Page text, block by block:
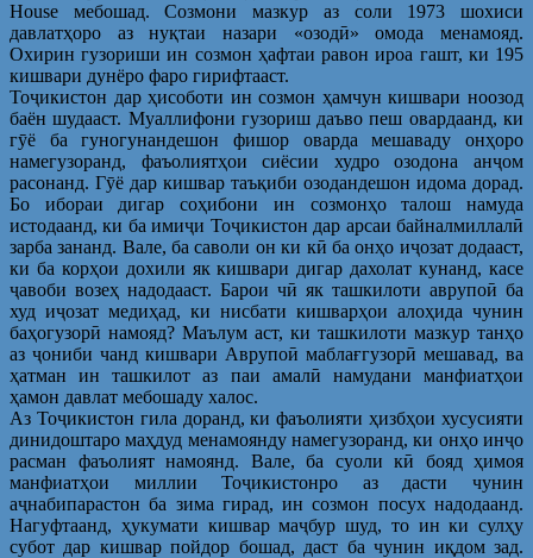
House мебошад. Созмони мазкур аз соли 1973 шохиси
давлатҳоро аз нуқтаи назари «озодӣ» омода менамояд.
Охирин гузориши ин созмон ҳафтаи равон ироа гашт, ки 195
кишвари дунёро фаро гирифтааст.
Тоҷикистон дар ҳисоботи ин созмон ҳамчун кишвари ноозод
баён шудааст. Муаллифони гузориш даъво пеш овардаанд, ки
гӯё ба гуногунандешон фишор оварда мешаваду онҳоро
намегузоранд, фаъолиятҳои сиёсии худро озодона анҷом
расонанд. Гӯё дар кишвар таъқиби озодандешон идома дорад.
Бо ибораи дигар соҳибони ин созмонҳо талош намуда
истодаанд, ки ба имиҷи Тоҷикистон дар арсаи байналмиллалӣ
зарба зананд. Вале, ба саволи он ки кӣ ба онҳо иҷозат додааст,
ки ба корҳои дохили як кишвари дигар дахолат кунанд, касе
ҷавоби возеҳ надодааст. Барои чӣ як ташкилоти аврупоӣ ба
худ иҷозат медиҳад, ки нисбати кишварҳои алоҳида чунин
баҳогузорӣ намояд? Маълум аст, ки ташкилоти мазкур танҳо
аз ҷониби чанд кишвари Аврупоӣ маблағгузорӣ мешавад, ва
ҳатман ин ташкилот аз паи амалӣ намудани манфиатҳои
ҳамон давлат мебошаду халос.
Аз Тоҷикистон гила доранд, ки фаъолияти ҳизбҳои хусусияти
динидоштаро маҳдуд менамоянду намегузоранд, ки онҳо инҷо
расман фаъолият намоянд. Вале, ба суоли кӣ бояд ҳимоя
манфиатҳои миллии Тоҷикистонро аз дасти чунин
аҷнабипарастон ба зима гирад, ин созмон посух надодаанд.
Нагуфтаанд, ҳукумати кишвар маҷбур шуд, то ин ки сулҳу
субот дар кишвар пойдор бошад, даст ба чунин иқдом зад.